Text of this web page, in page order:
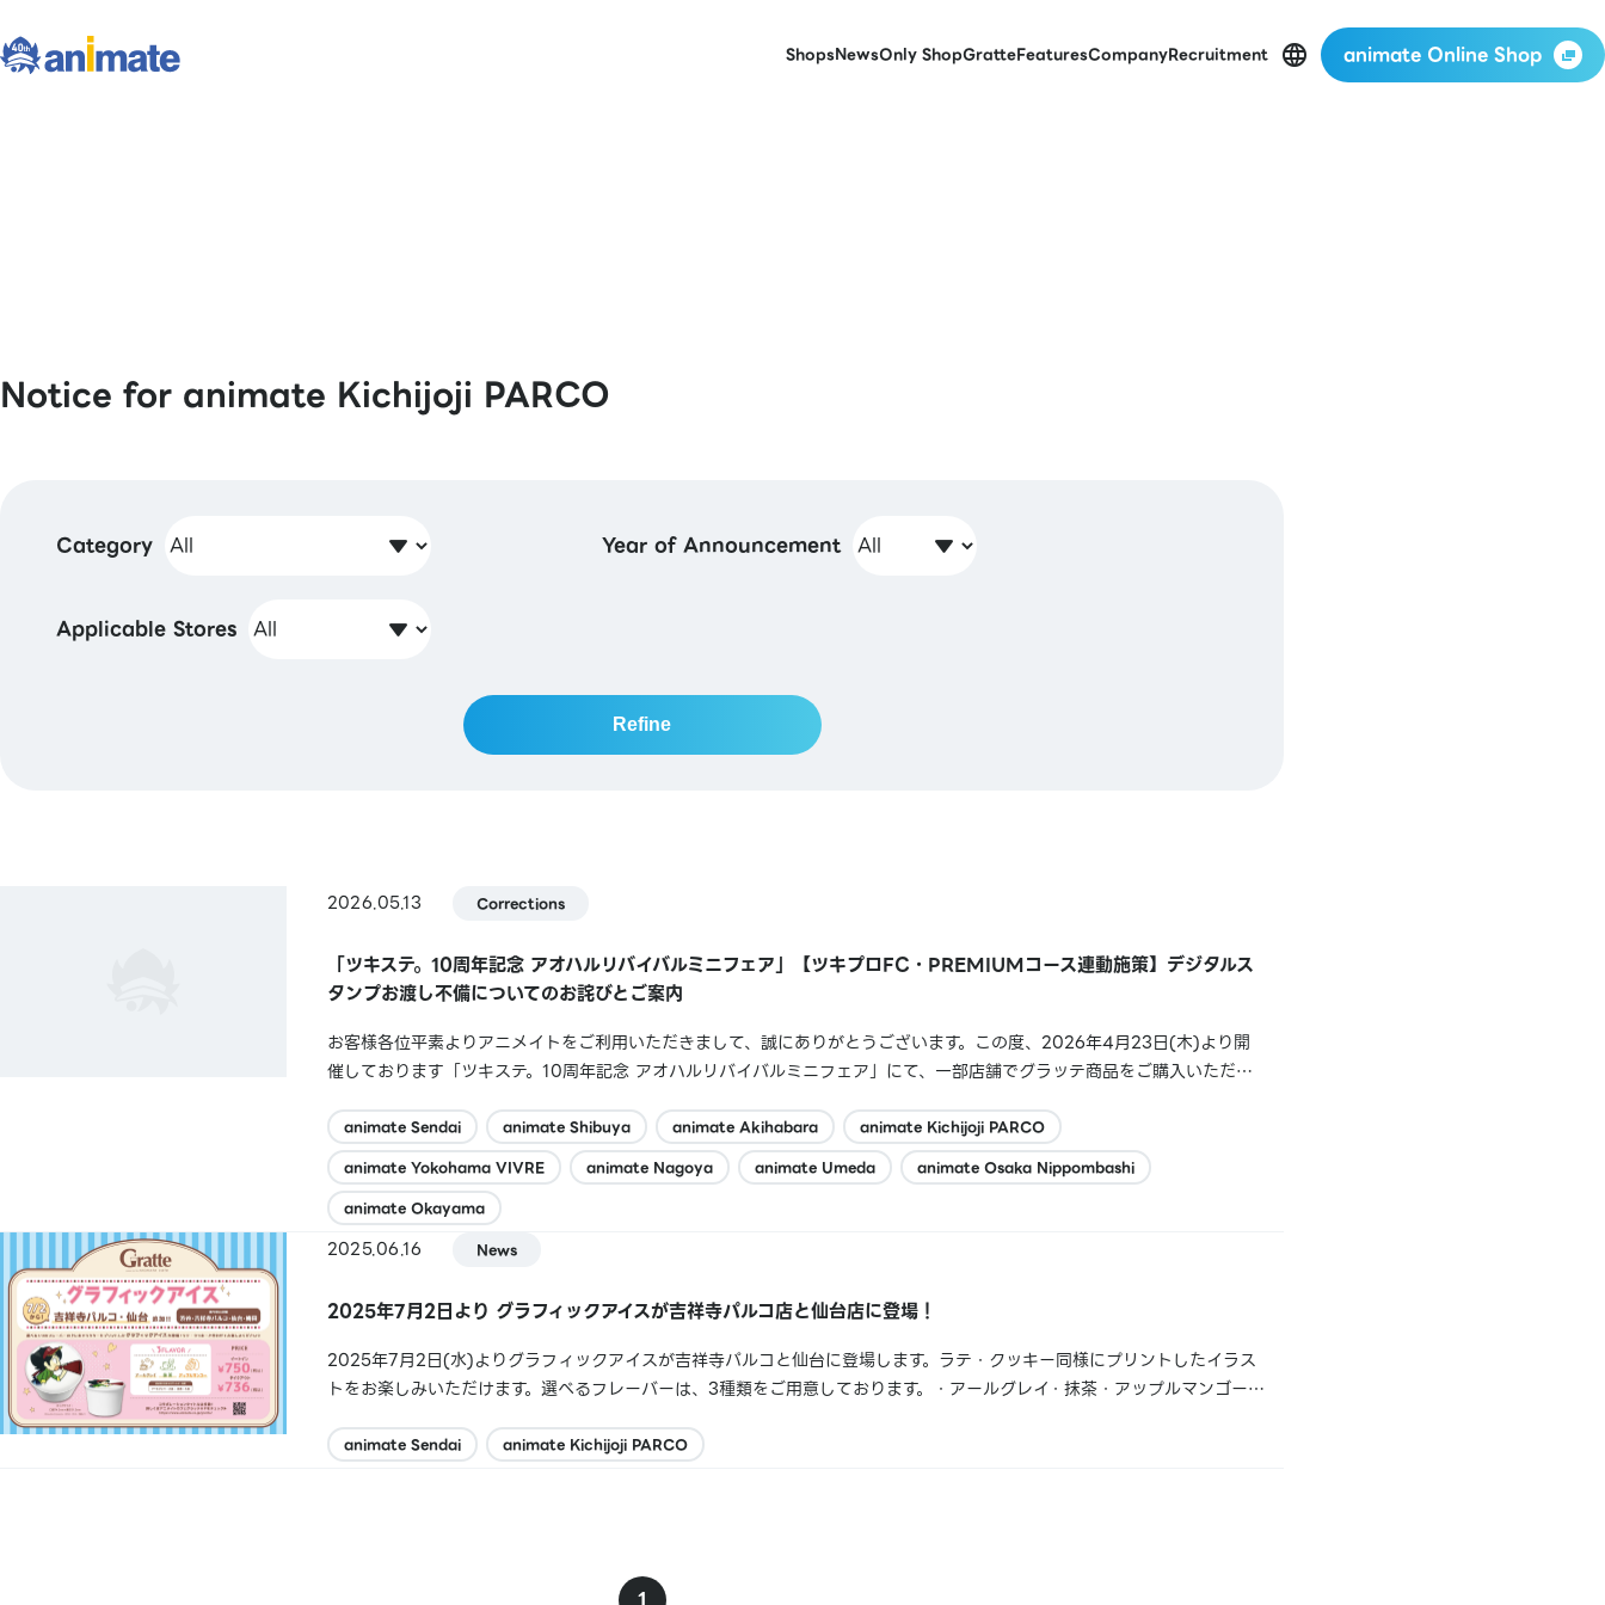
ShopsNewsOnly ShopGratteFeaturesCompanyRecruitment animate Online Shop
Notice for animate Kichijoji PARCO
Category Year of Announcement
Applicable Stores
Refine
2026.05.13 Corrections
「ツキステ。10周年記念 アオハルリバイバルミニフェア」【ツキプロFC・PREMIUMコース連動施策】デジタルス
タンプお渡し不備についてのお詫びとご案内
お客様各位平素よりアニメイトをご利用いただきまして、誠にありがとうございます。この度、2026年4月23日(木)より開
催しております「ツキステ。10周年記念 アオハルリバイバルミニフェア」にて、一部店舗でグラッテ商品をご購入いただい
ました。お客様には多大なるご迷惑をおかけしましたこと、...
animate Sendai animate Shibuya animate Akihabara
animate Kichijoji PARCO
animate Yokohama VIVRE
animate Nagoya animate Umeda
animate Osaka Nippombashi
animate Okayama
2025.06.16 News
2025年7月2日より グラフィックアイスが吉祥寺パルコ店と仙台店に登場！
2025年7月2日(水)よりグラフィックアイスが吉祥寺パルコと仙台に登場します。ラテ・クッキー同様にプリントしたイラス
トをお楽しみいただけます。選べるフレーバーは、3種類をご用意しております。・アールグレイ・抹茶・アップルマンゴーそ
animate Sendai animate Kichijoji PARCO